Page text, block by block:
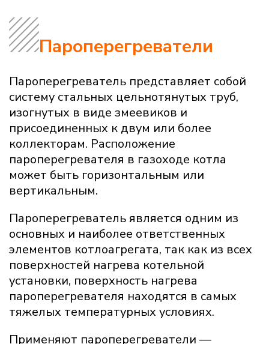
Пароперегреватели
Пароперегреватель представляет собой
систему стальных цельнотянутых труб,
изогнутых в виде змеевиков и
присоединенных к двум или более
коллекторам. Расположение
пароперегревателя в газоходе котла
может быть горизонтальным или
вертикальным.
Пароперегреватель является одним из
основных и наиболее ответственных
элементов котлоагрегата, так как из всех
поверхностей нагрева котельной
установки, поверхность нагрева
пароперегревателя находятся в самых
тяжелых температурных условиях.
Применяют пароперегреватели —